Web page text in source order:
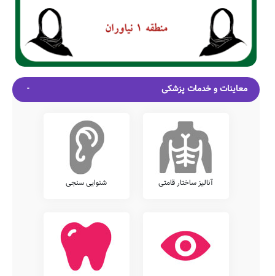
معاینات و خدمات پزشکی
آنالیز ساختار قامتی شنوایی سنجی